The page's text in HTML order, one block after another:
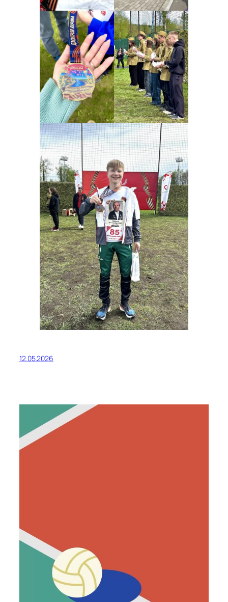
12.05.2026